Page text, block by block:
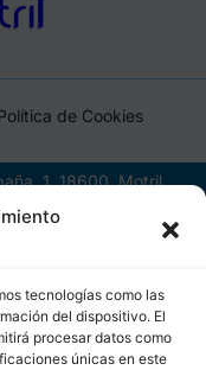
tecnologías como las
del dispositivo. El
procesar datos como
únicas en este
de Cookies
1, 18600, Motril,
L01181400